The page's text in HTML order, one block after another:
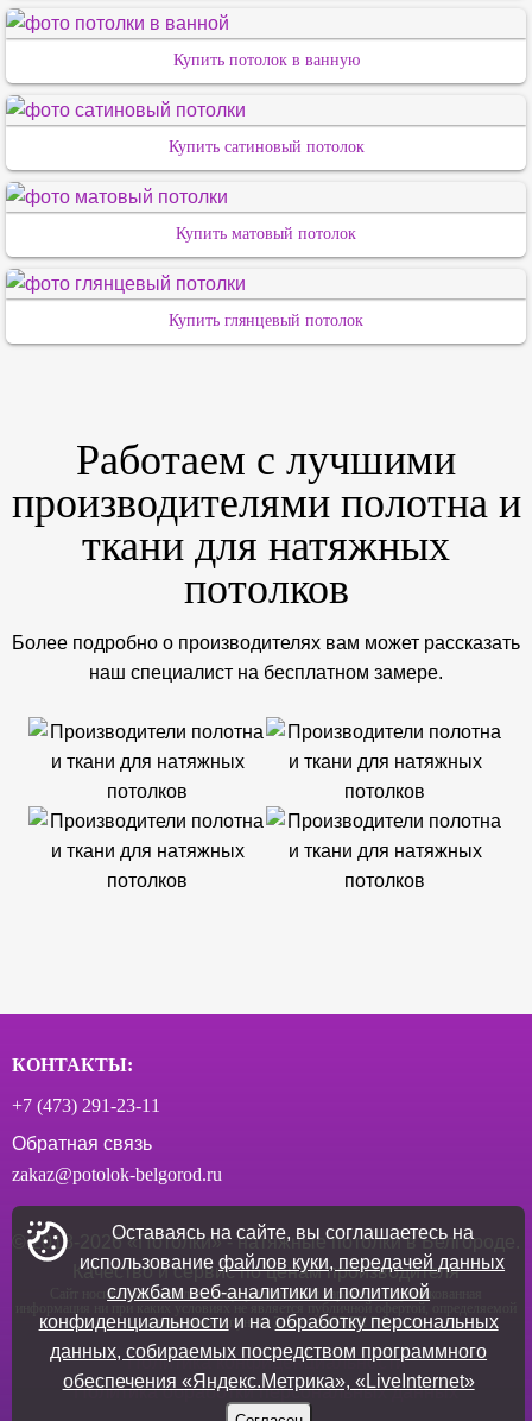
Купить потолок в ванную
Купить сатиновый потолок
Купить матовый потолок
Купить глянцевый потолок
Работаем с лучшими
производителями полотна и
ткани для натяжных
потолков
Более подробно о производителях вам может рассказать
наш специалист на бесплатном замере.
КОНТАКТЫ:
+7 (473) 291‑23-11
Обратная связь
zakaz@potolok-belgorod.ru
© 2018- 2026«Потолки» - натяжные потолки в Белгороде.
Качество и сервис по ценам производителя
Сайт носит исключительно информационный характер. Опубликованная
положениями пункта 2 статьи 437 ГК РФ
Политика конфиденциальности
Политика обработки персональных данных
Оставаясь на сайте, вы соглашаетесь на
использованиефайлов куки, передачей данных
службам веб-аналитики и политикой
конфиденциальности и на обработку персональных
данных, собираемых посредством программного
обеспечения «Яндекс.Метрика», «LiveInternet»